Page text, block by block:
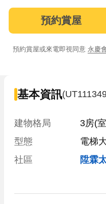
預約賞屋
預約賞屋或來電即視同意 永慶
基本資訊
建物格局
3房(
型態
電梯
社區
陞霖